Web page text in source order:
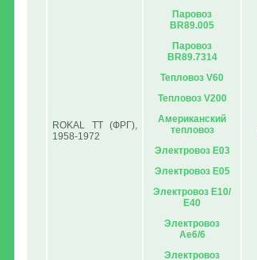
ROKAL ТТ (ФРГ),
1958-1972
Паровоз
BR89.005
Паровоз
BR89.7314
Тепловоз V60
Тепловоз V200
Американский
тепловоз
Электровоз Е03
Электровоз Е05
Электровоз Е10/
Е40
Электровоз
Ае6/6
Электровоз